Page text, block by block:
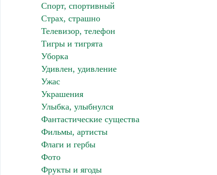
Спорт, спортивный
Страх, страшно
Телевизор, телефон
Тигры и тигрята
Уборка
Удивлен, удивление
Ужас
Украшения
Улыбка, улыбнулся
Фантастические существа
Фильмы, артисты
Флаги и гербы
Фото
Фрукты и ягоды